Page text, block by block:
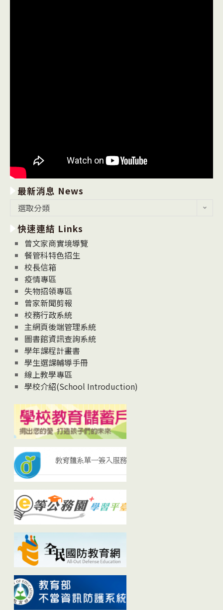
最新消息 News
消
息
News
選取分類
快速連結 Links
曾文家商實境導覽
餐管科特色招生
校長信箱
疫情專區
失物招領專區
曾家新聞剪報
校務行政系統
主網頁後端管理系統
圖書館資訊查詢系統
學年課程計畫書
學生選課輔導手冊
線上教學專區
學校介紹(School Introduction)